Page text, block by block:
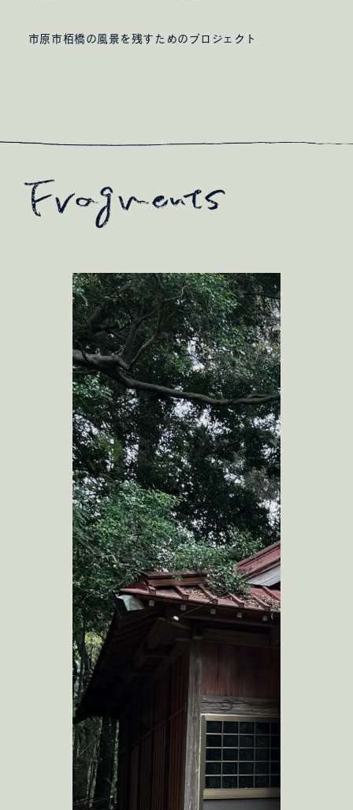
市原市栢橋の風景を残すためのプロジェクト